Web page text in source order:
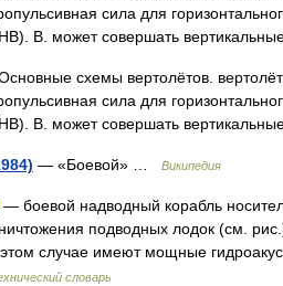
сила для
В. может совершать
схемы вертолётов.
сила для
В. может совершать
— «Боевой» … Википедия
— боевой надводный корабль
подводных лодок (см.
случае имеют мощные
словарь